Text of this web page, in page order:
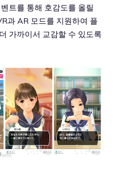
트를 통해 호감도를 올릴
과 AR 모드를 지원하여 플
가까이서 교감할 수 있도록